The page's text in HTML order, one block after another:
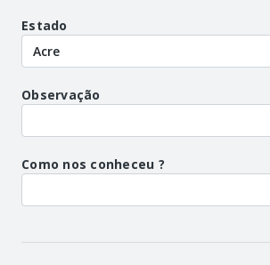
Estado
Observação
Como nos conheceu ?